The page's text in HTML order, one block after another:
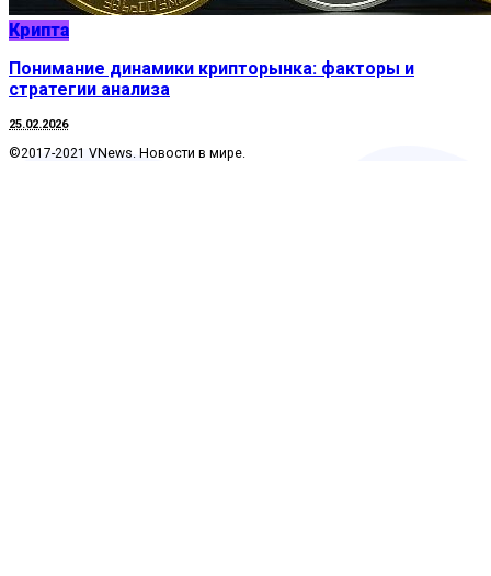
Крипта
Понимание динамики крипторынка: факторы и
стратегии анализа
25.02.2026
©2017-2021 VNews. Новости в мире.